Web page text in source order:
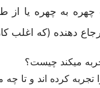
چهره به چهره یا
دهنده (که اغلب
میکند چیست؟
کرده اند و تا